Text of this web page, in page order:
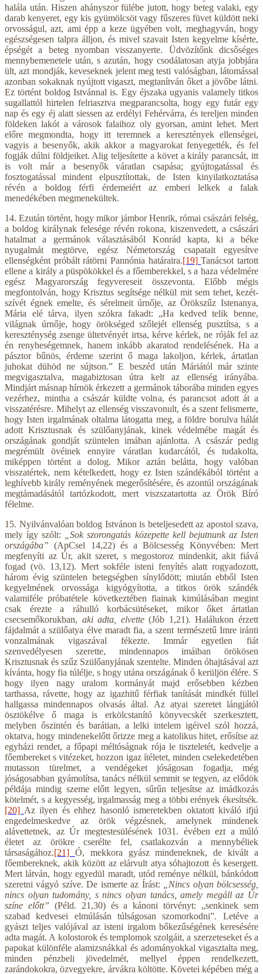
halála után. Hiszen ahányszor fülébe jutott, hogy beteg valaki, egy
darab kenyeret, egy kis gyümölcsöt vagy fűszeres füvet küldött neki
orvosságul, azt, ami épp a keze ügyében volt, meghagyván, hogy
egészségesen talpra álljon, és mivel szavait Isten kegyelme kísérte,
épségét a beteg nyomban visszanyerte. Üdvözítőnk dicsőséges
mennybemenetele után, s azután, hogy csodálatosan atyja jobbjára
ült, azt mondják, keveseknek jelent meg testi valóságban, látomással
azonban sokaknak nyújtott vigaszt, megtanítván őket a jövőbe látni.
Ez történt boldog Istvánnal is. Egy éjszaka ugyanis valamely titkos
sugallattól hirtelen felriasztva megparancsolta, hogy egy futár egy
nap és egy éj alatt siessen az erdélyi Fehérvárra, és tereljen minden
földeken lakót a városok falaihoz oly gyorsan, amint lehet. Mert
előre megmondta, hogy itt teremnek a keresztények ellenségei,
vagyis a besenyők, akik akkor a magyarokat fenyegették, és fel
fogják dúlni földjeiket. Alig teljesítette a követ a király parancsát, itt
is volt már a besenyők váratlan csapása; gyújtogatással és
fosztogatással mindent elpusztítottak, de Isten kinyilatkoztatása
révén a boldog férfi érdemeiért az emberi lelkek a falak
menedékében megmenekültek.
14. Ezután történt, hogy mikor jámbor Henrik, római császári felség,
a boldog királynak felesége révén rokona, kiszenvedett, a császári
hatalmat a germánok választásából Konrád kapta, ki a béke
nyugalmát megtörve, egész Németország csapatait egyesítve
ellenségként próbált rátörni Pannónia határaira.[19]Tanácsot tartott
ellene a király a püspökökkel és a főemberekkel, s a haza védelmére
egész Magyarország fegyvereseit összevonta. Előbb mégis
megfontolván, hogy Krisztus segítsége nélkül mit sem tehet, kezét-
szívét égnek emelte, és sérelmeit úrnője, az Örökszűz Istenanya,
Mária elé tárva, ilyen szókra fakadt: „Ha kedved telik benne,
világnak úrnője, hogy örökséged szőlejét ellenség pusztítsa, s a
kereszténység zsenge ültetvényét irtsa, kérve kérlek, ne róják fel az
én renyheségemnek, hanem inkább akaratod rendelésének. Ha a
pásztor bűnös, érdeme szerint ő maga lakoljon, kérlek, ártatlan
juhokat dühöd ne sújtson.” E beszéd után Máriától már szinte
megvigasztalva, magabiztosan útra kelt az ellenség irányába.
Mindjárt másnap hírnök érkezett a germánok táborába minden egyes
vezérhez, mintha a császár küldte volna, és parancsot adott át a
visszatérésre. Mihelyt az ellenség visszavonult, és a szent felismerte,
hogy Isten irgalmának oltalma látogatta meg, a földre borulva hálát
adott Krisztusnak és szülőanyjának, kinek védelmébe magát és
országának gondját szüntelen imában ajánlotta. A császár pedig
megrémült övéinek ennyire váratlan kudarcától, és tudakolta,
miképpen történt a dolog. Mikor aztán belátta, hogy valóban
visszatértek, nem kételkedett, hogy ez Isten szándékából történt a
leghívebb király reményének megerősítésére, és azontúl országának
megtámadásától tartózkodott, mert viszszatartotta az Örök Bíró
félelme.
15. Nyilvánvalóan boldog Istvánon is beteljesedett az apostol szava,
mely így szólt:
„Sok szorongatás közepette kell bejutnunk az Isten
országába” (ApCsel 14,22) és a Bölcsesség Könyvében: Mert
megfenyíti az Úr, akit szeret, s megostoroz mindenkit, akit fiává
fogad (vö. 13,12). Mert sokféle isteni fenyítés alatt rogyadozott,
három évig szüntelen betegségben sínylődött; miután ebből Isten
kegyelmének orvossága kigyógyította, a titkos örök szándék
valamiféle próbatétele következtében fiainak kimúlásában megint
csak érezte a ráhulló korbácsütéseket, mikor őket ártatlan
csecsemőkorukban, aki adta, elvette(Jób 1,21). Halálukon érzett
fájdalmát a szülőatya élve maradt fia, a szent természetű Imre iránti
vonzalmának vigaszával fékezte. Immár egyetlen fiát
szenvedélyesen szerette, mindennapos imáiban örökösen
Krisztusnak és szűz Szülőanyjának szentelte. Minden óhajtásával azt
kívánta, hogy fia túlélje, s hogy utána országának ő kerüljön élére. S
hogy ilyen nagy uralom kormányát majd erősebben kézben
tarthassa, rávette, hogy az igazhitű férfiak tanítását mindkét füllel
hallgassa mindennapos olvasás által. Az atyai szeretet lángjától
ösztökélve ő maga is erkölcstanító könyvecskét szerkesztett,
melyben őszintén és barátian, a lelki intelem igéivel szól hozzá,
oktatva, hogy mindenekelőtt őrizze meg a katolikus hitet, erősítse az
egyházi rendet, a főpapi méltóságnak rója le tiszteletét, kedvelje a
főembereket s vitézeket, hozzon igaz ítéletet, minden cselekedetében
mutasson türelmet, a vendégeket jóságosan fogadja, még
jóságosabban gyámolítsa, tanács nélkül semmit se tegyen, az elődök
példája mindig szeme előtt legyen, sűrűn teljesítse az imádkozás
kötelmét, s a kegyesség, irgalmasság meg a többi erények ékesítsék.
[20] Az ilyen és ehhez hasonló ismeretekben oktatott kiváló ifjú
engedelmeskedve az örök végzésnek, amelynek mindenek
alávettetnek, az Úr megtestesülésének 1031. évében ezt a múló
életet az örökre cserélte fel, csatlakozván a mennybéliek
társaságához.[21] Ó, mekkora gyász mindeneknek, de kivált a
főembereknek, akik között az elárvult atya sóhajtozott és kesergett.
Mert látván, hogy egyedül maradt, utód reménye nélkül, bánkódott
szeretni vágyó szíve. De ismerte az Írást:
„Nincs olyan bölcsesség,
nincs olyan tudomány, s nincs olyan tanács, amely megáll az Úr
színe előtt” (Péld. 21,30) és a kánoni törvényt: „senkinek sem
szabad kedvesei elmúlásán túlságosan szomorkodni”. Letéve a
gyászt teljes valójával az isteni irgalom bőkezűségének keresésére
adta magát. A kolostorok és templomok szolgáit, a szerzeteseket és a
papokat különféle alamizsnákkal és adományokkal vigasztalta meg,
minden pénzbeli jövedelmét, mellyel éppen rendelkezett,
zarándokokra, özvegyekre, árvákra költötte. Követei képében még a